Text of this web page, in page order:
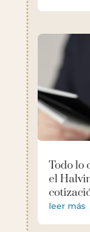
Todo lo
el
leer más